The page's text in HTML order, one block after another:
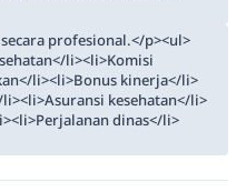
profesional.</p><ul>
li><li>Komisi
li><li>Bonus kinerja</li>
kesehatan</li>
dinas</li>